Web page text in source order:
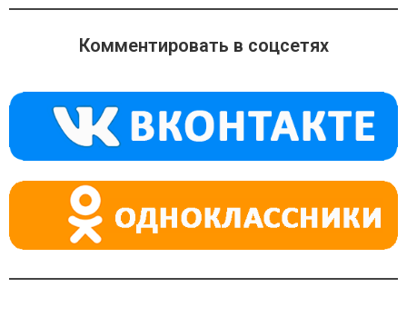
n
o
a
ss
ni
ki
e
gr
m
at
s
p
p
Комментировать в соцсетях